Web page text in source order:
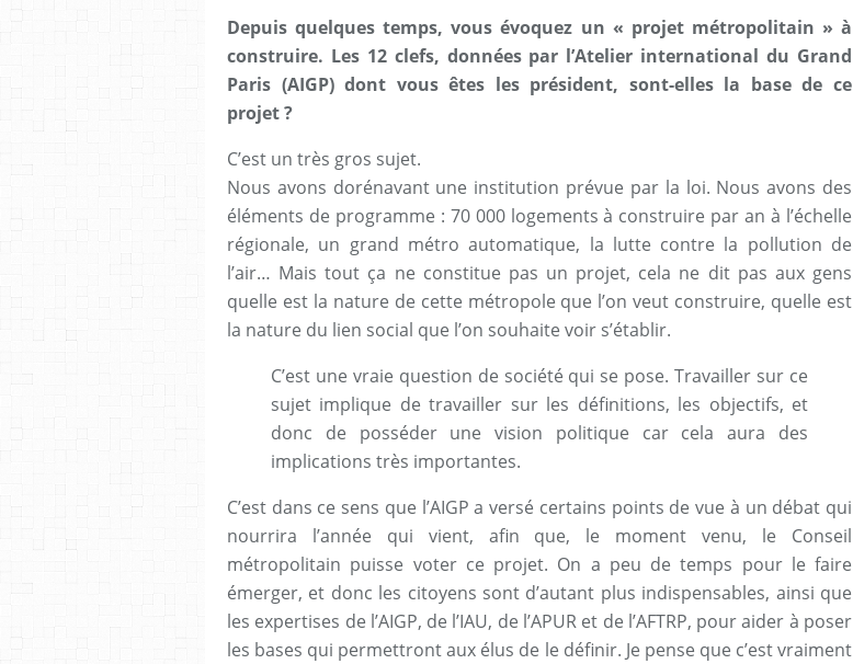
Depuis quelques temps, vous évoquez un « projet métropolitain » à
construire. Les 12 clefs, données par l’Atelier international du Grand
Paris (AIGP) dont vous êtes les président, sont-elles la base de ce
projet ?
C’est un très gros sujet.
Nous avons dorénavant une institution prévue par la loi. Nous avons des
éléments de programme : 70 000 logements à construire par an à l’échelle
régionale, un grand métro automatique, la lutte contre la pollution de
l’air… Mais tout ça ne constitue pas un projet, cela ne dit pas aux gens
quelle est la nature de cette métropole que l’on veut construire, quelle est
la nature du lien social que l’on souhaite voir s’établir.
C’est une vraie question de société qui se pose. Travailler sur ce
sujet implique de travailler sur les définitions, les objectifs, et
donc de posséder une vision politique car cela aura des
implications très importantes.
C’est dans ce sens que l’AIGP a versé certains points de vue à un débat qui
nourrira l’année qui vient, afin que, le moment venu, le Conseil
métropolitain puisse voter ce projet. On a peu de temps pour le faire
émerger, et donc les citoyens sont d’autant plus indispensables, ainsi que
les expertises de l’AIGP, de l’IAU, de l’APUR et de l’AFTRP, pour aider à poser
les bases qui permettront aux élus de le définir. Je pense que c’est vraiment